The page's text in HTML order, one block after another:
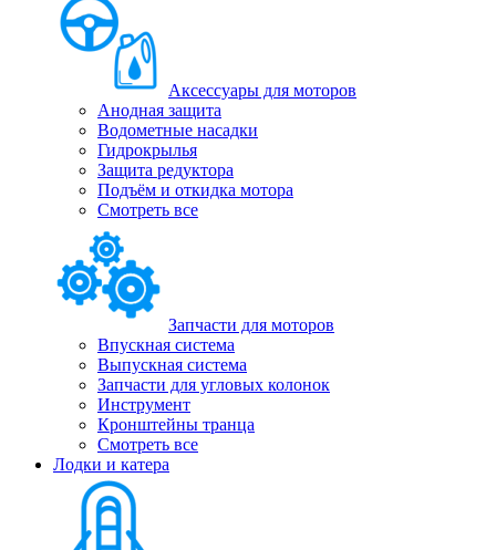
Аксессуары для моторов
Анодная защита
Водометные насадки
Гидрокрылья
Защита редуктора
Подъём и откидка мотора
Смотреть все
Запчасти для моторов
Впускная система
Выпускная система
Запчасти для угловых колонок
Инструмент
Кронштейны транца
Смотреть все
Лодки и катера